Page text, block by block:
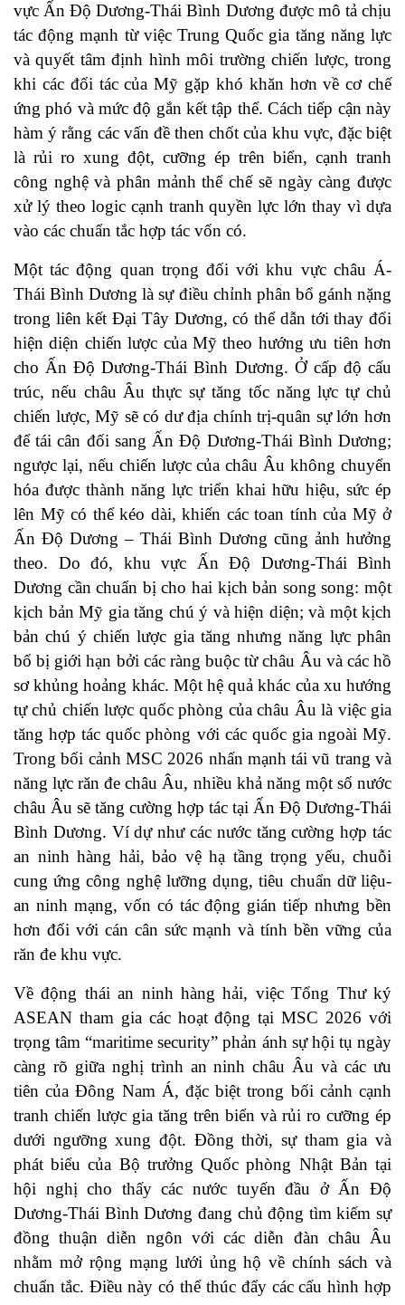
vực Ấn Độ Dương-Thái Bình Dương được mô tả chịu
tác động mạnh từ việc Trung Quốc gia tăng năng lực
và quyết tâm định hình môi trường chiến lược, trong
khi các đối tác của Mỹ gặp khó khăn hơn về cơ chế
ứng phó và mức độ gắn kết tập thể. Cách tiếp cận này
hàm ý rằng các vấn đề then chốt của khu vực, đặc biệt
là rủi ro xung đột, cưỡng ép trên biển, cạnh tranh
công nghệ và phân mảnh thể chế sẽ ngày càng được
xử lý theo logic cạnh tranh quyền lực lớn thay vì dựa
vào các chuẩn tắc hợp tác vốn có.
Một tác động quan trọng đối với khu vực châu Á-
Thái Bình Dương là sự điều chỉnh phân bổ gánh nặng
trong liên kết Đại Tây Dương, có thể dẫn tới thay đổi
hiện diện chiến lược của Mỹ theo hướng ưu tiên hơn
cho Ấn Độ Dương-Thái Bình Dương. Ở cấp độ cấu
trúc, nếu châu Âu thực sự tăng tốc năng lực tự chủ
chiến lược, Mỹ sẽ có dư địa chính trị-quân sự lớn hơn
để tái cân đối sang Ấn Độ Dương-Thái Bình Dương;
ngược lại, nếu chiến lược của châu Âu không chuyển
hóa được thành năng lực triển khai hữu hiệu, sức ép
lên Mỹ có thể kéo dài, khiến các toan tính của Mỹ ở
Ấn Độ Dương – Thái Bình Dương cũng ảnh hưởng
theo. Do đó, khu vực Ấn Độ Dương-Thái Bình
Dương cần chuẩn bị cho hai kịch bản song song: một
kịch bản Mỹ gia tăng chú ý và hiện diện; và một kịch
bản chú ý chiến lược gia tăng nhưng năng lực phân
bổ bị giới hạn bởi các ràng buộc từ châu Âu và các hồ
sơ khủng hoảng khác. Một hệ quả khác của xu hướng
tự chủ chiến lược quốc phòng của châu Âu là việc gia
tăng hợp tác quốc phòng với các quốc gia ngoài Mỹ.
Trong bối cảnh MSC 2026 nhấn mạnh tái vũ trang và
năng lực răn đe châu Âu, nhiều khả năng một số nước
châu Âu sẽ tăng cường hợp tác tại Ấn Độ Dương-Thái
Bình Dương. Ví dự như các nước tăng cường hợp tác
an ninh hàng hải, bảo vệ hạ tầng trọng yếu, chuỗi
cung ứng công nghệ lưỡng dụng, tiêu chuẩn dữ liệu-
an ninh mạng, vốn có tác động gián tiếp nhưng bền
hơn đối với cán cân sức mạnh và tính bền vững của
răn đe khu vực.
Về động thái an ninh hàng hải, việc Tổng Thư ký
ASEAN tham gia các hoạt động tại MSC 2026 với
trọng tâm “maritime security” phản ánh sự hội tụ ngày
càng rõ giữa nghị trình an ninh châu Âu và các ưu
tiên của Đông Nam Á, đặc biệt trong bối cảnh cạnh
tranh chiến lược gia tăng trên biển và rủi ro cưỡng ép
dưới ngưỡng xung đột. Đồng thời, sự tham gia và
phát biểu của Bộ trưởng Quốc phòng Nhật Bản tại
hội nghị cho thấy các nước tuyến đầu ở Ấn Độ
Dương-Thái Bình Dương đang chủ động tìm kiếm sự
đồng thuận diễn ngôn với các diễn đàn châu Âu
nhằm mở rộng mạng lưới ủng hộ về chính sách và
chuẩn tắc. Điều này có thể thúc đẩy các cấu hình hợp